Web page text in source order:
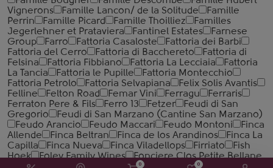
0 0
Vignerons
Famille Lancon/ de la Solitude
Famille
Perrin
Famille Picard Famille Thoilliez
Familles
Jegerlehner et Prataviera
Fantinel Estates
Farnese
Group
Farro Fattoria Casaloste
Fattoria dei Barbi
Fattoria del Cerro
Fattoria di Bacchereto
Fattoria di
Felsina
Fattoria Fibbiano Fattoria La Lecciaia
Fattoria
La Tancia
Fattoria le Pupille
Fattoria Montecchio
Fattoria Petrolo
Fattoria Selvapiana
Felix Solis Avantis
Felline
Felton Road Femar Vini Ferragu
Ferraris
Ferraton Pere & Fils
Ferro 13 Fetzer
Feudi di San
Gregorio
Feudi di San Marzano (Cantine San Marzano)
Feudo Arancio
Feudo Maccari Feudo Montoni
Finca
Allende
Finca Beltran Finca de los Arandinos
Finca La
Capilla
Finca Nueva Finca Viladellops Firriato
Fish
Hoek
Foley Family Wines
Fonciere Clos Petite Bellane